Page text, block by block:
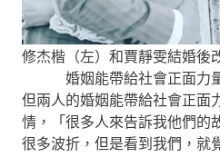
修杰楷（左）和賈靜雯結婚後
婚姻能帶給社會正面力
但兩人的婚姻能帶給社會正面
情，「很多人來告訴我他們的
很多波折，但是看到我們，